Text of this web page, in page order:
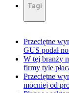
Tagi
Przeciętne
GUS podał
W tej branży
firmy tyle
Przeciętne
mocniej od